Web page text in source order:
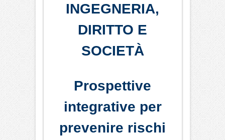
INGEGNERIA,
DIRITTO E
SOCIETÀ
Prospettive
integrative per
prevenire rischi